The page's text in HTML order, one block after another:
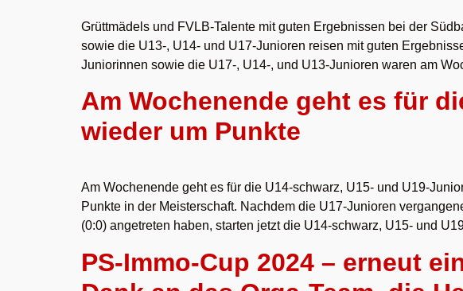
Grüttmädels und FVLB-Talente mit guten Ergebnissen bei der
sowie die U13-, U14- und U17-Junioren reisen mit guten
Juniorinnen sowie die U17-, U14-, und U13-Junioren waren am
Am Wochenende geht es für
wieder um Punkte
Am Wochenende geht es für die U14-schwarz, U15- und U19-
Punkte in der Meisterschaft. Nachdem die U17-Junioren
(0:0) angetreten haben, starten jetzt die U14-schwarz, U15- und
PS-Immo-Cup 2024 – erneut